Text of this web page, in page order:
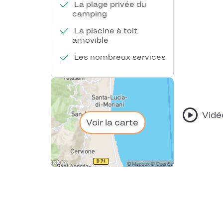
La plage privée du
camping
La piscine à toit
amovible
Les nombreux services
Voir la carte